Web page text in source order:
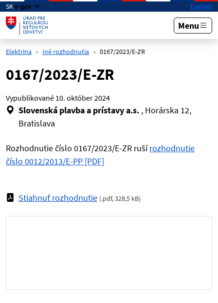
Preskočiť na hlavný obsah
SKe-gov English
Menu
Elektrina Iné rozhodnutia 0167/2023/E-ZR
0167/2023/E-ZR
Vypublikované 10. október 2024
Slovenská plavba a prístavy a.s. , Horárska 12,
Bratislava
Rozhodnutie číslo 0167/2023/E-ZR rušírozhodnutie
číslo 0012/2013/E-PP [PDF]
Stiahnuť rozhodnutie (.pdf,328,5 kB)